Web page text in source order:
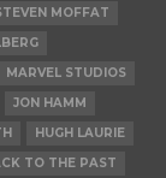
MOFFAT
MARVEL STUDIOS
JON HAMM
HUGH LAURIE
TO THE PAST